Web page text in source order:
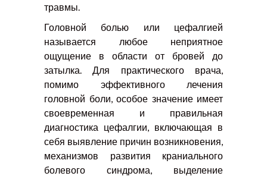
травмы.
Головной болью или цефалгией
называется любое неприятное
ощущение в области от бровей до
затылка. Для практического врача,
помимо эффективного лечения
головной боли, особое значение имеет
своевременная и правильная
диагностика цефалгии, включающая в
себя выявление причин возникновения,
механизмов развития краниального
болевого синдрома, выделение